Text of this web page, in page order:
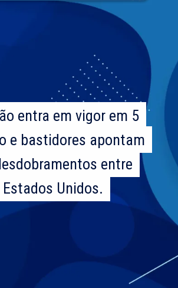
entra em vigor em 5
e bastidores apontam
entre
Unidos.
entra em vigor em 5
e bastidores apontam
entre
Unidos.